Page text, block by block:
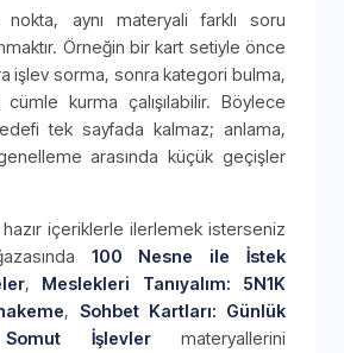
aynı materyali farklı soru
Örneğin bir kart setiyle önce
işlev sorma, sonra kategori bulma,
kurma çalışılabilir. Böylece
tek sayfada kalmaz; anlama,
arasında küçük geçişler
içeriklerle ilerlemek isterseniz
100 Nesne ile İstek
, Meslekleri Tanıyalım: 5N1K
, Sohbet Kartları: Günlük
İşlevlermateryallerini